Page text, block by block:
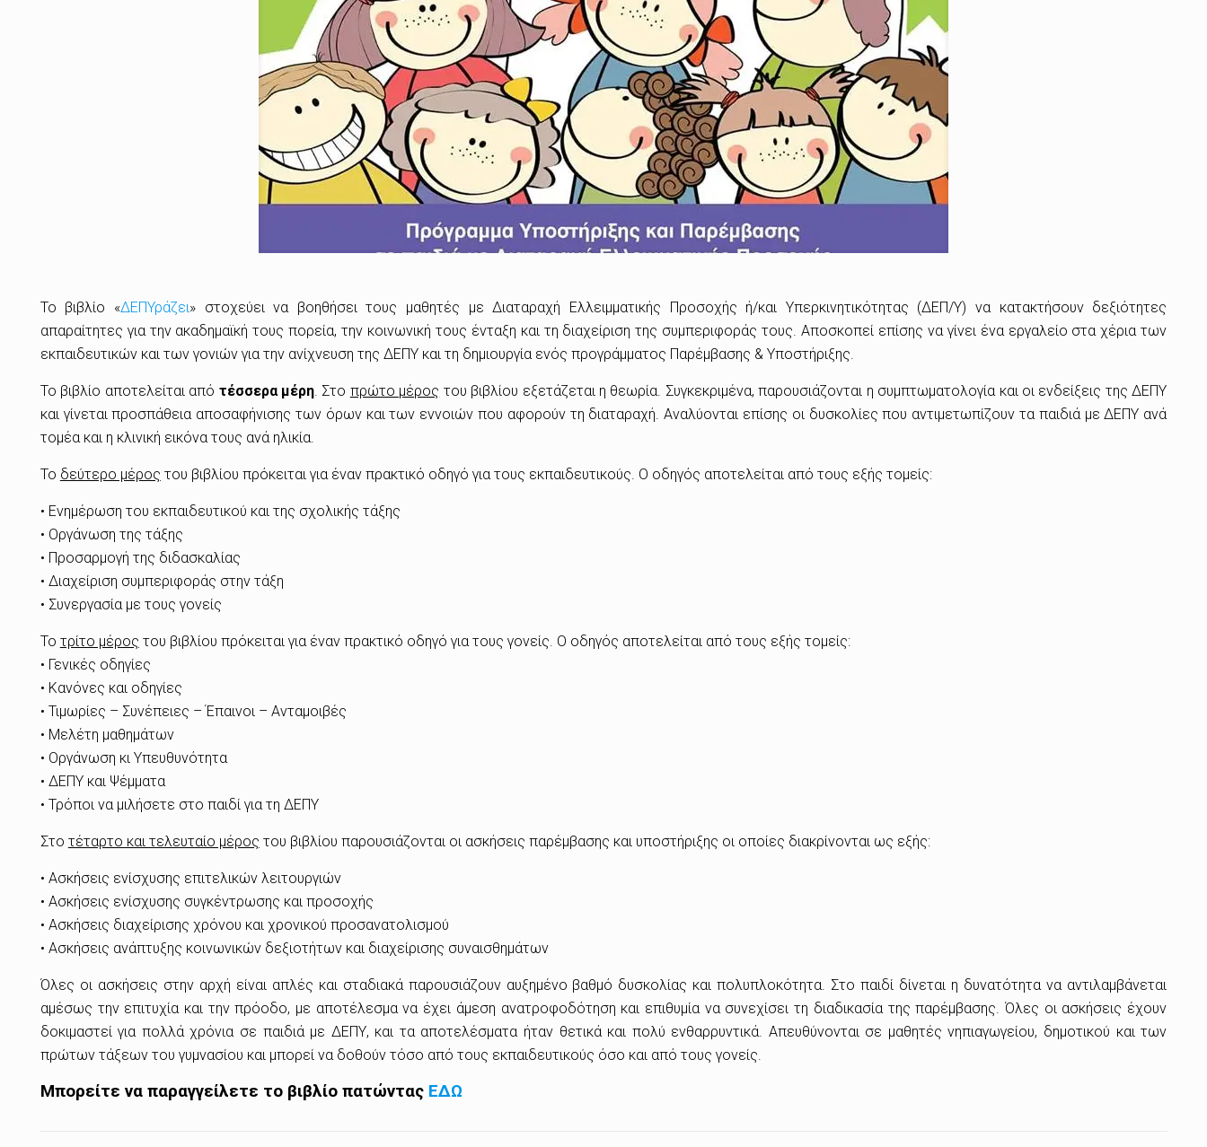
Το βιβλίο «ΔΕΠΥράζει» στοχεύει να βοηθήσει τους μαθητές με Διαταραχή Ελλειμματικής Προσοχής ή/και Υπερκινητικότητας (ΔΕΠ/Υ) να κατακτήσουν δεξιότητες
απαραίτητες για την ακαδημαϊκή τους πορεία, την κοινωνική τους ένταξη και τη διαχείριση της συμπεριφοράς τους. Αποσκοπεί επίσης να γίνει ένα εργαλείο στα χέρια των
εκπαιδευτικών και των γονιών για την ανίχνευση της ΔΕΠΥ και τη δημιουργία ενός προγράμματος Παρέμβασης & Υποστήριξης.
Το βιβλίο αποτελείται από τέσσερα μέρη. Στο πρώτο μέρος του βιβλίου εξετάζεται η θεωρία. Συγκεκριμένα, παρουσιάζονται η συμπτωματολογία και οι ενδείξεις της ΔΕΠΥ
και γίνεται προσπάθεια αποσαφήνισης των όρων και των εννοιών που αφορούν τη διαταραχή. Αναλύονται επίσης οι δυσκολίες που αντιμετωπίζουν τα παιδιά με ΔΕΠΥ ανά
τομέα και η κλινική εικόνα τους ανά ηλικία.
Το δεύτερο μέρος του βιβλίου πρόκειται για έναν πρακτικό οδηγό για τους εκπαιδευτικούς. Ο οδηγός αποτελείται από τους εξής τομείς:
• Ενημέρωση του εκπαιδευτικού και της σχολικής τάξης
• Οργάνωση της τάξης
• Προσαρμογή της διδασκαλίας
• Διαχείριση συμπεριφοράς στην τάξη
• Συνεργασία με τους γονείς
Το τρίτο μέρος του βιβλίου πρόκειται για έναν πρακτικό οδηγό για τους γονείς. Ο οδηγός αποτελείται από τους εξής τομείς:
• Γενικές οδηγίες
• Κανόνες και οδηγίες
• Τιμωρίες – Συνέπειες – Έπαινοι – Ανταμοιβές
• Μελέτη μαθημάτων
• Οργάνωση κι Υπευθυνότητα
• ΔΕΠΥ και Ψέμματα
• Τρόποι να μιλήσετε στο παιδί για τη ΔΕΠΥ
Στο τέταρτο και τελευταίο μέρος του βιβλίου παρουσιάζονται οι ασκήσεις παρέμβασης και υποστήριξης οι οποίες διακρίνονται ως εξής:
• Ασκήσεις ενίσχυσης επιτελικών λειτουργιών
• Ασκήσεις ενίσχυσης συγκέντρωσης και προσοχής
• Ασκήσεις διαχείρισης χρόνου και χρονικού προσανατολισμού
• Ασκήσεις ανάπτυξης κοινωνικών δεξιοτήτων και διαχείρισης συναισθημάτων
Όλες οι ασκήσεις στην αρχή είναι απλές και σταδιακά παρουσιάζουν αυξημένο βαθμό δυσκολίας και πολυπλοκότητα. Στο παιδί δίνεται η δυνατότητα να αντιλαμβάνεται
αμέσως την επιτυχία και την πρόοδο, με αποτέλεσμα να έχει άμεση ανατροφοδότηση και επιθυμία να συνεχίσει τη διαδικασία της παρέμβασης. Όλες οι ασκήσεις έχουν
δοκιμαστεί για πολλά χρόνια σε παιδιά με ΔΕΠΥ, και τα αποτελέσματα ήταν θετικά και πολύ ενθαρρυντικά. Απευθύνονται σε μαθητές νηπιαγωγείου, δημοτικού και των
πρώτων τάξεων του γυμνασίου και μπορεί να δοθούν τόσο από τους εκπαιδευτικούς όσο και από τους γονείς.
Μπορείτε να παραγγείλετε το βιβλίο πατώντας ΕΔΩ